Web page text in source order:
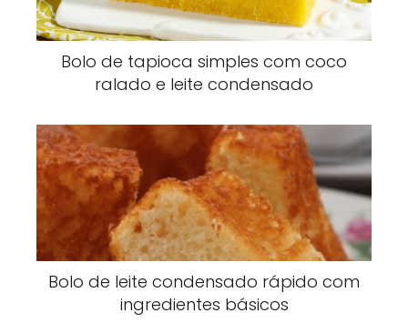
Bolo de tapioca simples com coco
ralado e leite condensado
Bolo de leite condensado rápido com
ingredientes básicos